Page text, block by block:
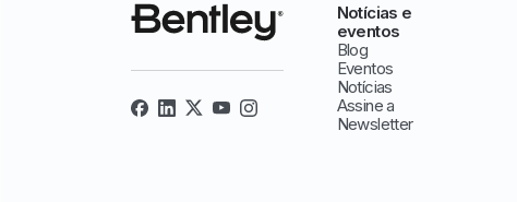
Notícias e
eventos
Blog
Eventos
Notícias
Assine a
Newsletter